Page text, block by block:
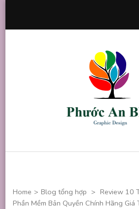
Home > Blog tổng hợp > Review 10
Phần Mềm Bản Quyền Chính Hãng Giá